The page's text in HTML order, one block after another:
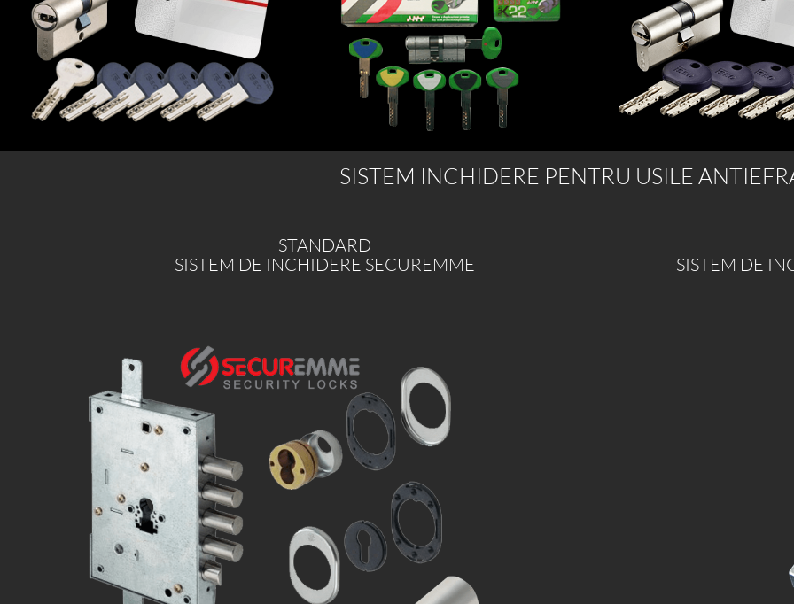
SISTEM INCHIDERE PENTRU USILE
STANDARD
SISTEM DE INCHIDERE SECUREMME
SISTEM DE